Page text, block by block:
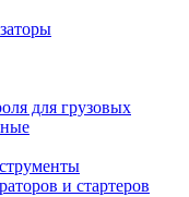
для грузовых
и стартеров